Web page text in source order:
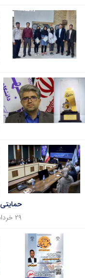
حمایتی
۲۹ خرداد ۱۴۰۱